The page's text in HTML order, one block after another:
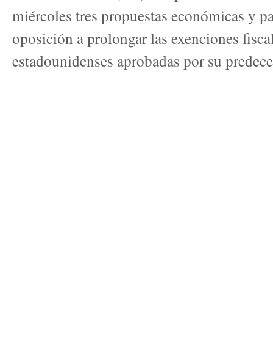
miércoles tres propuestas económicas y
oposición a prolongar las exenciones
estadounidenses aprobadas por su